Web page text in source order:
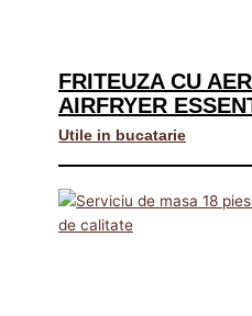
FRITEUZA CU
AIRFRYER
Utile in bucatarie